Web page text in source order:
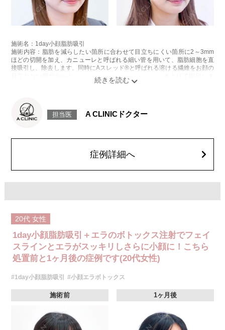
施術名：1day小顔脂肪吸引
施術内容：脂肪を減らしたい箇所に合わせて目立ちにくい箇所に2～3mm
ほどの切開を加え、カニューレと呼ばれる細い管を用いて、脂肪細胞を直
接吸引し、除去します。同時にAスレッド®と呼ばれる溶ける繊維をお顔の
目立たない部分から皮下へ挿入し、皮膚を内側から引き上げて固定しま
感などが術後一時的に生じることがございます。また、稀に貧血、細菌感
染症、左右差、施術箇所の知覚鈍麻、ぼこつき、硬結、瘢痕化、色素沈
顔の脂肪吸引箇所の追加 1ヶ所ごと+162,800円(税込)
オプション：笑気麻酔 3,300円(税込)
担当医 A CLINICドクター
症例詳細へ
20代 女性
1day小顔脂肪吸引＋エラのボトックス注射でフェイ
スラインとエラがスッキリしさらに小顔に！こちら
処置前と1ヶ月後の症例です(20代女性)
#1day小顔脂肪吸引 #小顔エラボトックス
施術前 1ヶ月後